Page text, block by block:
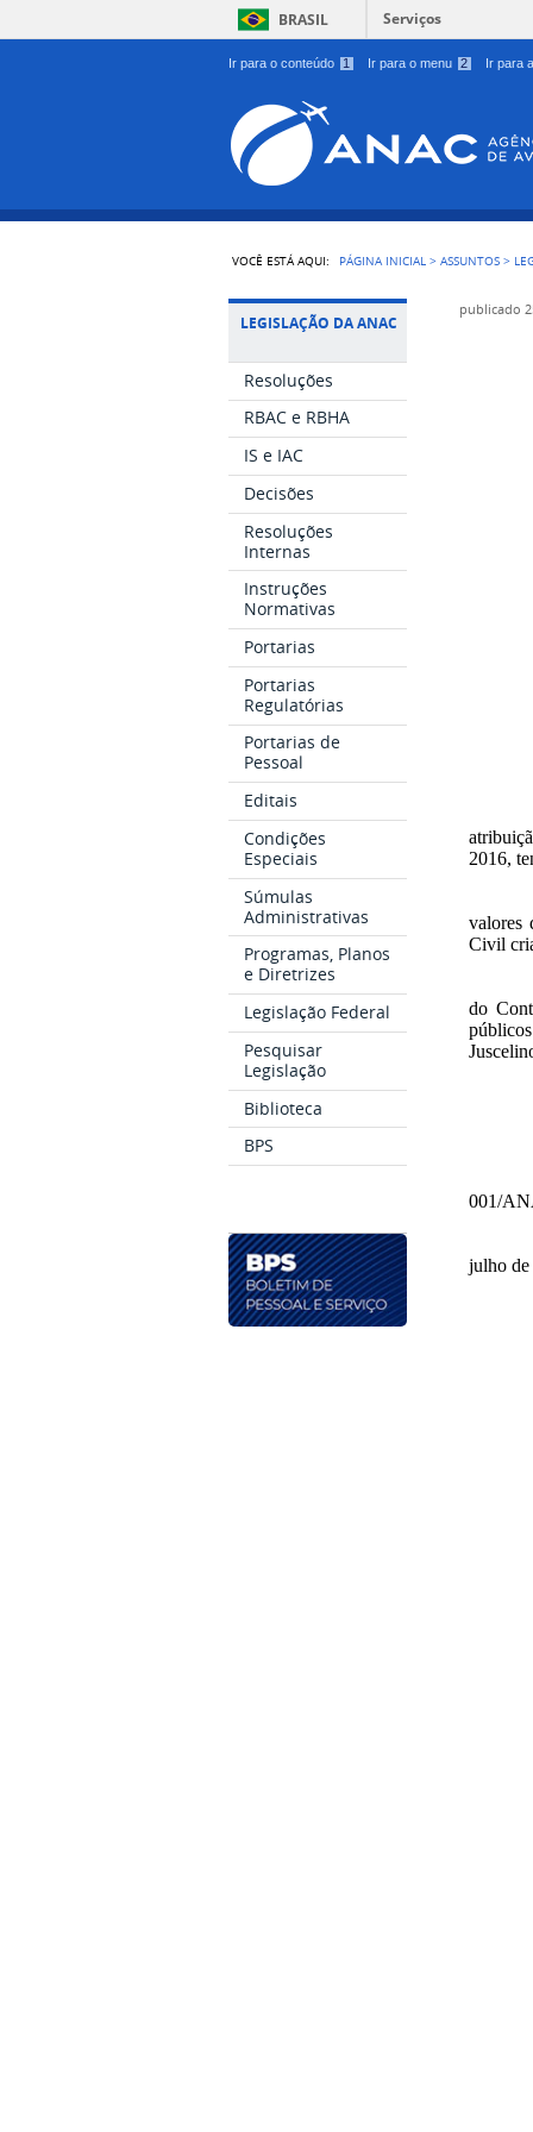
Ir para o conteúdo 1 Ir para o menu 2 Ir para
BRASIL Serviços
VOCÊ ESTÁ AQUI: PÁGINA INICIAL >ASSUNTOS >
LEGISLAÇÃO DA ANAC
Resoluções
RBAC e RBHA
IS e IAC
Decisões
Resoluções
Internas
Instruções
Normativas
Portarias
Portarias
Regulatórias
Portarias de
Pessoal
Editais
Condições
Especiais
Súmulas
Administrativas
Programas, Planos
e Diretrizes
Legislação Federal
Pesquisar
Legislação
Biblioteca
BPS
publicado
2016,
valores
Civil
do
001/
julho de